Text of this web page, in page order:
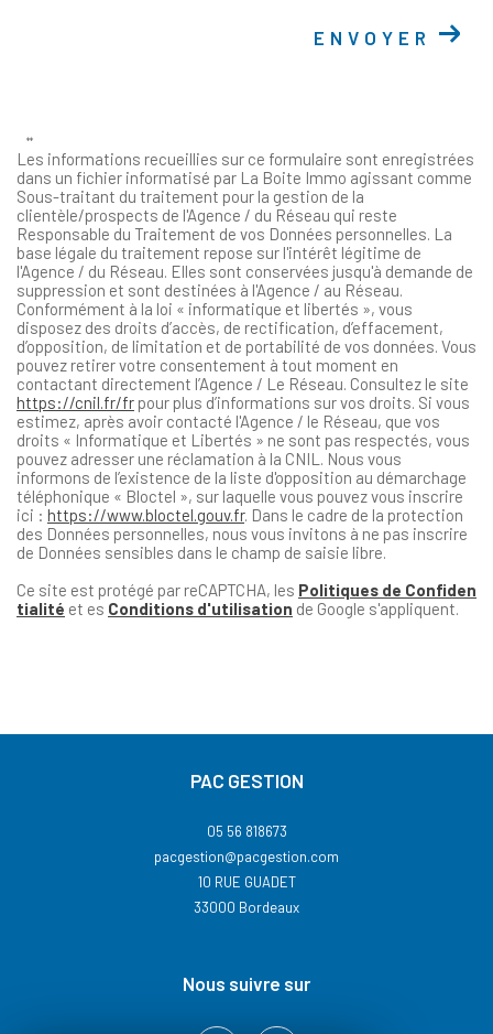
ENVOYER
**
Les informations recueillies sur ce formulaire sont enregistrées
dans un fichier informatisé par La Boite Immo agissant comme
Sous-traitant du traitement pour la gestion de la
clientèle/prospects de l'Agence / du Réseau qui reste
Responsable du Traitement de vos Données personnelles. La
base légale du traitement repose sur l'intérêt légitime de
l'Agence / du Réseau. Elles sont conservées jusqu'à demande de
suppression et sont destinées à l'Agence / au Réseau.
Conformément à la loi « informatique et libertés », vous
disposez des droits d’accès, de rectification, d’effacement,
d’opposition, de limitation et de portabilité de vos données. Vous
pouvez retirer votre consentement à tout moment en
contactant directement l’Agence / Le Réseau. Consultez le site
https://cnil.fr/fr pour plus d’informations sur vos droits. Si vous
estimez, après avoir contacté l'Agence / le Réseau, que vos
droits « Informatique et Libertés » ne sont pas respectés, vous
pouvez adresser une réclamation à la CNIL. Nous vous
informons de l’existence de la liste d'opposition au démarchage
téléphonique « Bloctel », sur laquelle vous pouvez vous inscrire
ici : https://www.bloctel.gouv.fr. Dans le cadre de la protection
des Données personnelles, nous vous invitons à ne pas inscrire
de Données sensibles dans le champ de saisie libre.
Ce site est protégé par reCAPTCHA, les Politiques de Confiden
tialité et es Conditions d'utilisation de Google s'appliquent.
PAC GESTION
05 56 818673
pacgestion@pacgestion.com
10 RUE GUADET
33000
Bordeaux
nous suivre sur